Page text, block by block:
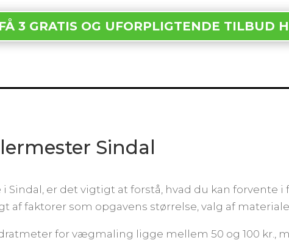
FÅ 3 GRATIS OG UFORPLIGTENDE TILBUD
Sindal
er det vigtigt at forstå, hvad du kan forvente i
af faktorer som opgavens størrelse, valg af
for vægmaling ligge mellem 50 og 100 kr.,